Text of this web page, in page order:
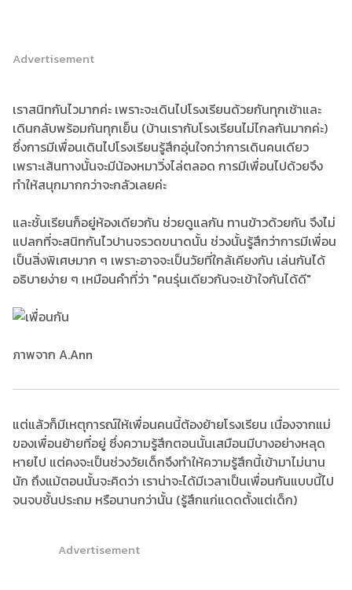
Advertisement
เราสนิทกันไวมากค่ะ เพราะจะเดินไปโรงเรียนด้วยกันทุกเช้าและ
เดินกลับพร้อมกันทุกเย็น (บ้านเรากับโรงเรียนไม่ไกลกันมากค่ะ)
ซึ่งการมีเพื่อนเดินไปโรงเรียนรู้สึกอุ่นใจกว่าการเดินคนเดียว
เพราะเส้นทางนั้นจะมีน้องหมาวิ่งไล่ตลอด การมีเพื่อนไปด้วยจึง
ทำให้สนุกมากกว่าจะกลัวเลยค่ะ
และชั้นเรียนก็อยู่ห้องเดียวกัน ช่วยดูแลกัน ทานข้าวด้วยกัน จึงไม่
แปลกที่จะสนิทกันไวปานจรวดขนาดนั้น ช่วงนั้นรู้สึกว่าการมีเพื่อน
เป็นสิ่งพิเศษมาก ๆ เพราะอาจจะเป็นวัยที่ใกล้เคียงกัน เล่นกันได้
อธิบายง่าย ๆ เหมือนคำที่ว่า "คนรุ่นเดียวกันจะเข้าใจกันได้ดี"
ภาพจาก A.Ann
แต่แล้วก็มีเหตุการณ์ให้เพื่อนคนนี้ต้องย้ายโรงเรียน เนื่องจากแม่
ของเพื่อนย้ายที่อยู่ ซึ่งความรู้สึกตอนนั้นเสมือนมีบางอย่างหลุด
หายไป แต่คงจะเป็นช่วงวัยเด็กจึงทำให้ความรู้สึกนี้เข้ามาไม่นาน
นัก ถึงแม้ตอนนั้นจะคิดว่า เราน่าจะได้มีเวลาเป็นเพื่อนกันแบบนี้ไป
จนจบชั้นประถม หรือนานกว่านั้น (รู้สึกแก่แดดตั้งแต่เด็ก)​
Advertisement